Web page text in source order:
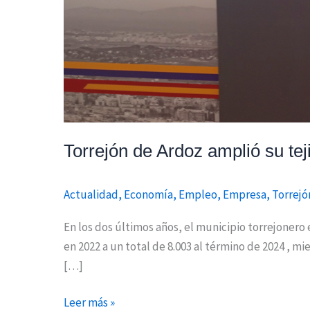
Torrejón de Ardoz amplió su
Actualidad, Economía, Empleo, Empresa,
En los dos últimos años, el municipio
en 2022 a un total de 8.003 al término de 2024 ,
[…]
Leer más »